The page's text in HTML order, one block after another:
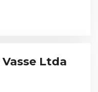
Ltda